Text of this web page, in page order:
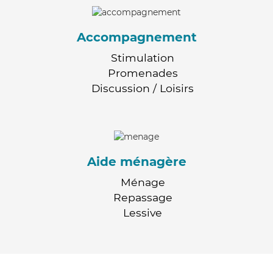
Accompagnement
Stimulation
Promenades
Discussion / Loisirs
Aide ménagère
Ménage
Repassage
Lessive